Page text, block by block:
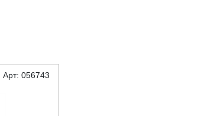
Арт: 056743